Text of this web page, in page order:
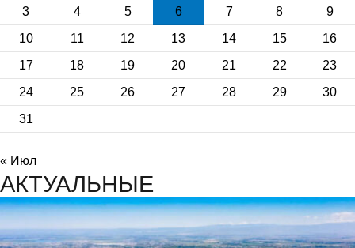
3
4 5 6 7 8
9
10
11 12 13 14 15
16
17
18 19 20 21 22
23
24
25 26 27 28 29
30
31
« Июл
АКТУАЛЬНЫЕ